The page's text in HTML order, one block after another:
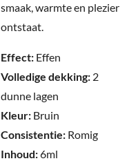
smaak, warmte en plezier
ontstaat.
Effect: Effen
Volledige dekking: 2
dunne lagen
Kleur: Bruin
Consistentie: Romig
Inhoud:6ml